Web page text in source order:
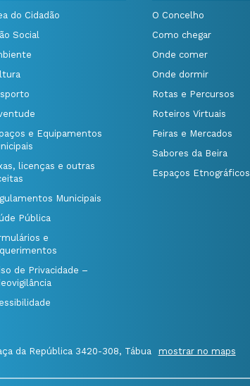
do Cidadão
Social
e Equipamentos
licenças e outras
Municipais
Pública
e
de Privacidade –
O Concelho
Como chegar
Onde comer
Onde dormir
Rotas e Percursos
Roteiros Virtuais
Feiras e Mercados
Sabores da Beira
Espaços Etnográficos
da República 3420-308, Tábua mostrar no maps